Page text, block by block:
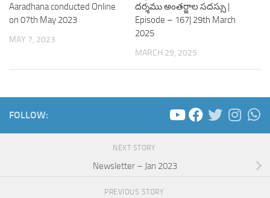
Aaradhana conducted Online
on 07th May 2023
MAY 7, 2023
దర్శము అంతర్జాల సదస్సు |
Episode – 167| 29th March
2025
MARCH 29, 2025
FOLLOW:
NEXT STORY
Newsletter – Jan 2023
PREVIOUS STORY